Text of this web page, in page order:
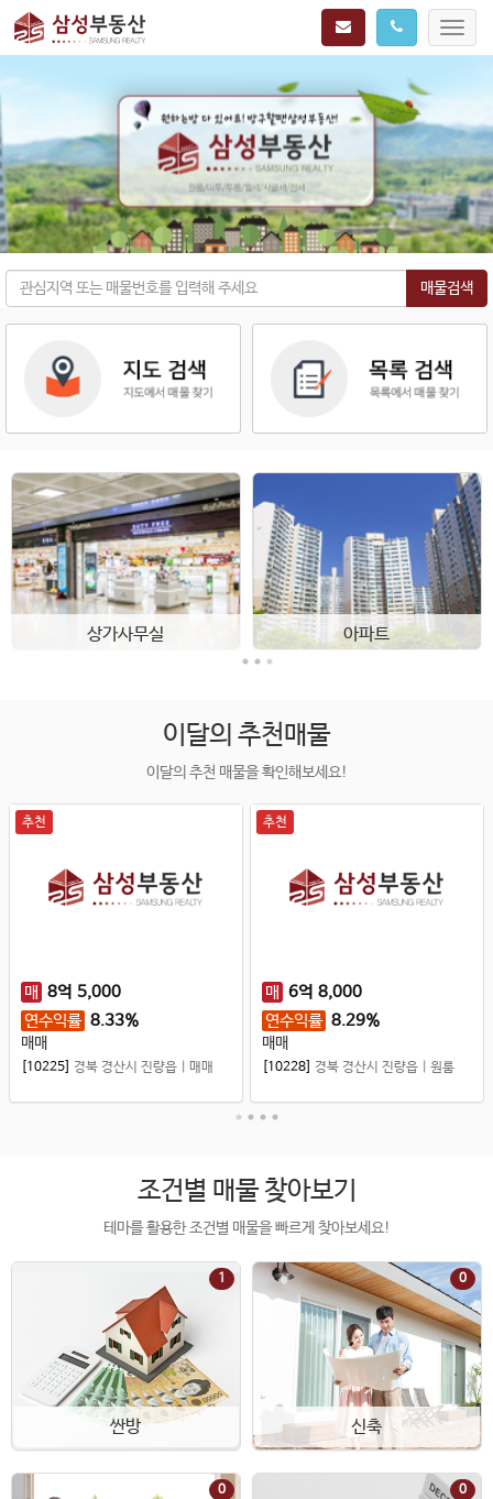
매물검색
아파트 원룸
이달의 추천매물
이달의 추천 매물을 확인해보세요!
추천
매 8억 5,000
연수익률 8.33%
매매
[10225] 경북 경산시 진량읍 매매
추천
매 6억 8,000
연수익률 8.29%
매매
[10228] 경북 경산시 진량읍 원룸
조건별 매물 찾아보기
테마를 활용한 조건별 매물을 빠르게 찾아보세요!
1
싼방
0
신축
0 0